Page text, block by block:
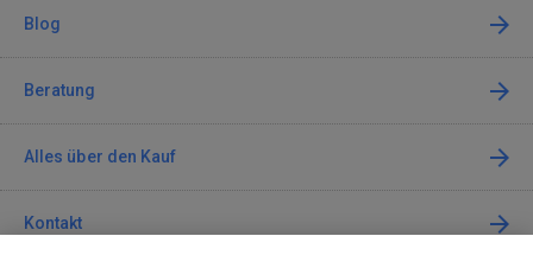
Blog
Beratung
Alles über den Kauf
Kontakt